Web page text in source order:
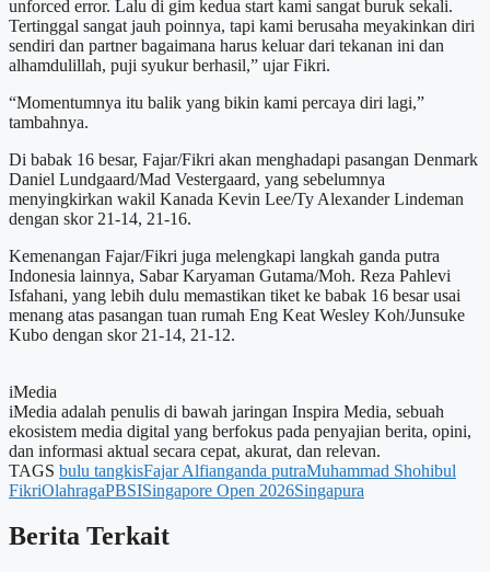
unforced error. Lalu di gim kedua start kami sangat buruk sekali.
Tertinggal sangat jauh poinnya, tapi kami berusaha meyakinkan diri
sendiri dan partner bagaimana harus keluar dari tekanan ini dan
alhamdulillah, puji syukur berhasil,” ujar Fikri.
“Momentumnya itu balik yang bikin kami percaya diri lagi,”
tambahnya.
Di babak 16 besar, Fajar/Fikri akan menghadapi pasangan Denmark
Daniel Lundgaard/Mad Vestergaard, yang sebelumnya
menyingkirkan wakil Kanada Kevin Lee/Ty Alexander Lindeman
dengan skor 21-14, 21-16.
Kemenangan Fajar/Fikri juga melengkapi langkah ganda putra
Indonesia lainnya, Sabar Karyaman Gutama/Moh. Reza Pahlevi
Isfahani, yang lebih dulu memastikan tiket ke babak 16 besar usai
menang atas pasangan tuan rumah Eng Keat Wesley Koh/Junsuke
Kubo dengan skor 21-14, 21-12.
iMedia
iMedia adalah penulis di bawah jaringan Inspira Media, sebuah
ekosistem media digital yang berfokus pada penyajian berita, opini,
dan informasi aktual secara cepat, akurat, dan relevan.
TAGS bulu tangkisFajar Alfianganda putraMuhammad Shohibul
FikriOlahragaPBSISingapore Open 2026Singapura
Berita Terkait